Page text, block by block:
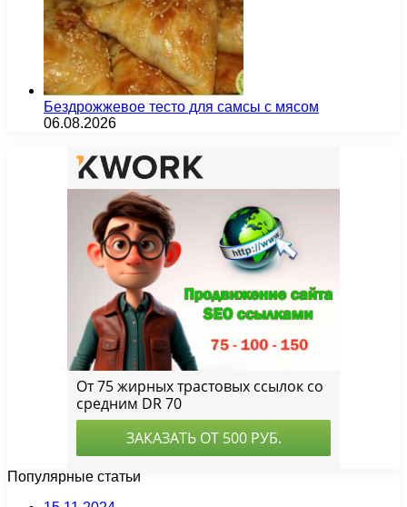
Бездрожжевое тесто для самсы с мясом
06.08.2026
Популярные статьи